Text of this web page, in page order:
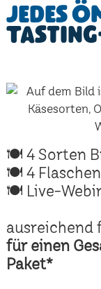
Jedes
🍽 4 Sorten
🍽 4
🍽 Live-
ausreichend
für einen
Paket*